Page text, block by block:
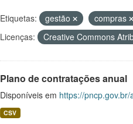
Etiquetas: gestão compras
Licenças:
Creative Commons
Plano de contratações anual
Disponíveis em https://
CSV